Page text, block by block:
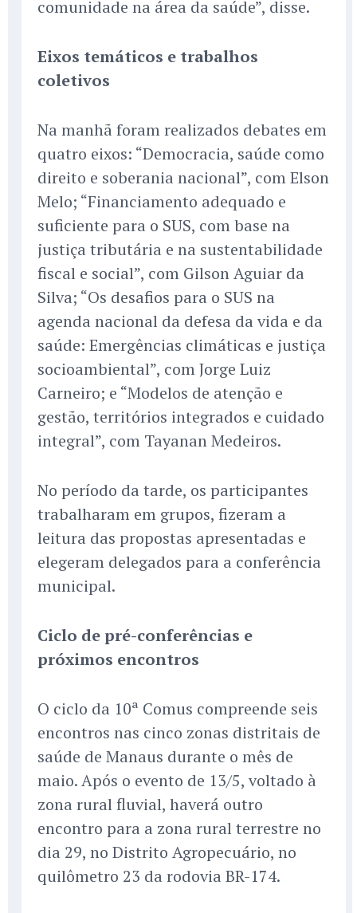
comunidade na área da saúde”, disse.
Eixos temáticos e trabalhos
coletivos
Na manhã foram realizados debates em
quatro eixos: “Democracia, saúde como
direito e soberania nacional”, com Elson
Melo; “Financiamento adequado e
suficiente para o SUS, com base na
justiça tributária e na sustentabilidade
fiscal e social”, com Gilson Aguiar da
Silva; “Os desafios para o SUS na
agenda nacional da defesa da vida e da
saúde: Emergências climáticas e justiça
socioambiental”, com Jorge Luiz
Carneiro; e “Modelos de atenção e
gestão, territórios integrados e cuidado
integral”, com Tayanan Medeiros.
No período da tarde, os participantes
trabalharam em grupos, fizeram a
leitura das propostas apresentadas e
elegeram delegados para a conferência
municipal.
Ciclo de pré-conferências e
próximos encontros
O ciclo da 10ª Comus compreende seis
encontros nas cinco zonas distritais de
saúde de Manaus durante o mês de
maio. Após o evento de 13/5, voltado à
zona rural fluvial, haverá outro
encontro para a zona rural terrestre no
dia 29, no Distrito Agropecuário, no
quilômetro 23 da rodovia BR-174.